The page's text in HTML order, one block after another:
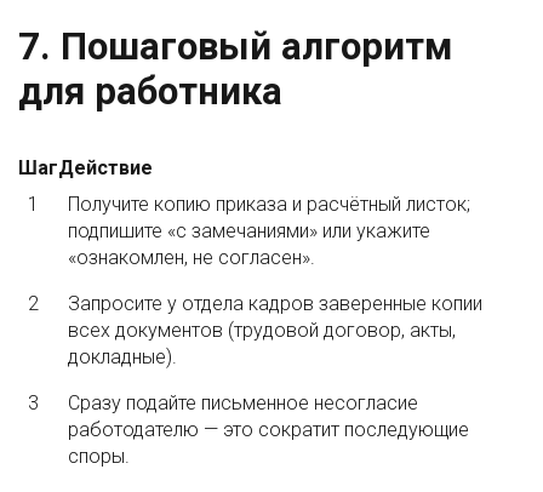
7. Пошаговый алгоритм
для работника
ШагДействие
1
Получите копию приказа и расчётный листок;
подпишите «с замечаниями» или укажите
«ознакомлен, не согласен».
2
Запросите у отдела кадров заверенные копии
всех документов (трудовой договор, акты,
докладные).
3
Сразу подайте письменное несогласие
работодателю — это сократит последующие
споры.